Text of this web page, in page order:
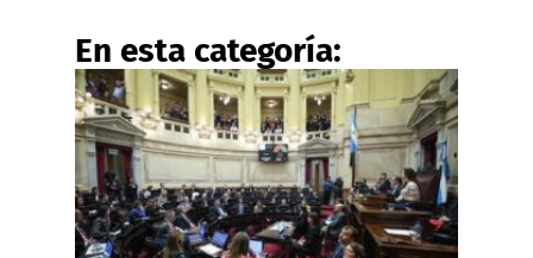
En esta categoría: